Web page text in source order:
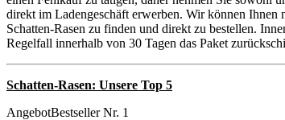
direkt im Ladengeschäft erwerben. Wir können Ihnen
Schatten-Rasen zu finden und direkt zu bestellen.
Regelfall innerhalb von 30 Tagen das Paket
Schatten-Rasen: Unsere Top 5
AngebotBestseller Nr. 1